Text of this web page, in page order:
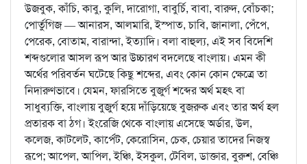
উজবুক, কাঁচি, কাবু, কুলি, দারোগা, বাবুর্চি, বাবা, বারুদ, বোঁচকা;
পোর্তুগিজ — আনারস, আলমারি, ইস্পাত, চাবি, জানালা, পেঁপে,
পেরেক, বোতাম, বারান্দা, ইত্যাদি। বলা বাহুল্য, এই সব বিদেশি
শব্দগুলোর আসল রূপ আর উচ্চারণ বদলেছে বাংলায়। এমন কী
অর্থের পরিবর্তন ঘটেছে কিছু শব্দের, এবং কোন কোন ক্ষেত্রে তা
নিদারুণভাবে। যেমন, ফারসিতে বুজুর্গ শব্দের অর্থ মহৎ বা
সাধুব্যক্তি, বাংলায় বুজুর্গ হয়ে দাঁড়িয়েছে বুজরুক এবং তার অর্থ হল
প্রতারক বা ঠগ। ইংরেজি থেকে বাংলায় এসেছে অর্ডার, উল,
কলেজ, কাটলেট, কার্পেট, কেরোসিন, চেক, চেয়ার তাদের নিজস্ব
রূপে; আপেল, আপিল, ইঞ্চি, ইসকুল, টেবিল, ডাক্তার, বুরুশ, বেঞ্চি